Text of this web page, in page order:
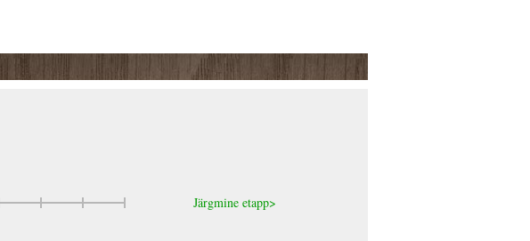
Järgmine etapp>